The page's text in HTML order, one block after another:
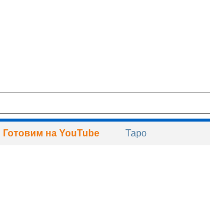
Готовим на YouTube Таро